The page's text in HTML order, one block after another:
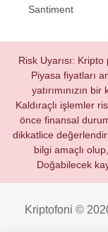
Santiment
Risk Uyarısı:
Piyasa fiyatları
yatırımınızın
Kaldıraçlı işlemler
önce finansal
dikkatlice
bilgi amaçlı
Doğabilecek
Kriptofoni ©